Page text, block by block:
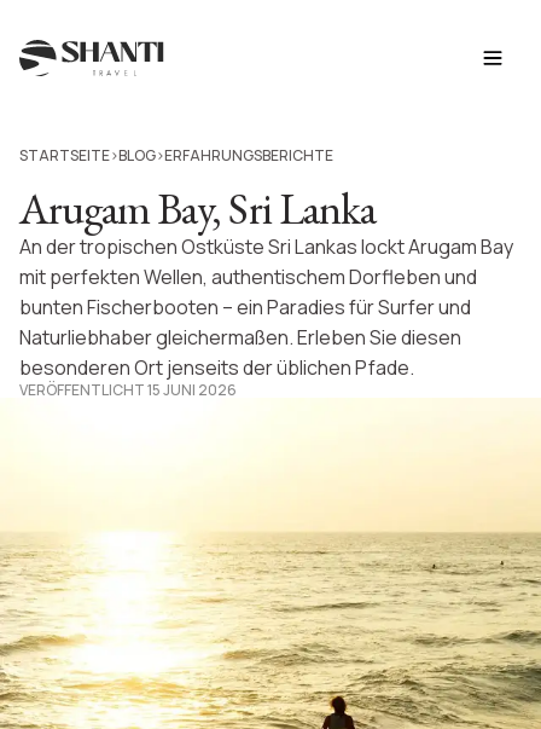
STARTSEITE>BLOG>ERFAHRUNGSBERICHTE
Arugam Bay, Sri Lanka
An der tropischen Ostküste Sri Lankas lockt Arugam Bay
mit perfekten Wellen, authentischem Dorfleben und
bunten Fischerbooten – ein Paradies für Surfer und
Naturliebhaber gleichermaßen. Erleben Sie diesen
besonderen Ort jenseits der üblichen Pfade.
VERÖFFENTLICHT 15 JUNI 2026